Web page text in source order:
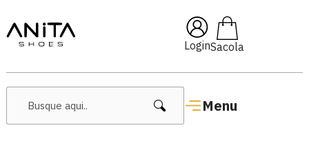
Login
Menu
🔥 Lançamentos Femininos